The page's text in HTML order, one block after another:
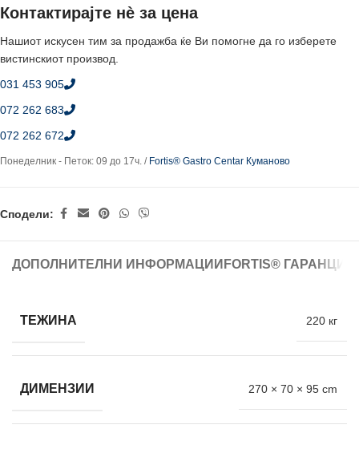
Контактирајте нè за цена
Нашиот искусен тим за продажба ќе Ви помогне да го изберете
вистинскиот производ.
031 453 905
072 262 683
072 262 672
Понеделник - Петок: 09 до 17ч. / Fortis® Gastro Centar Куманово
Сподели:
ДОПОЛНИТЕЛНИ ИНФОРМАЦИИ FORTIS®
ТЕЖИНА 220 кг
ДИМЕНЗИИ 270 × 70 × 95 cm